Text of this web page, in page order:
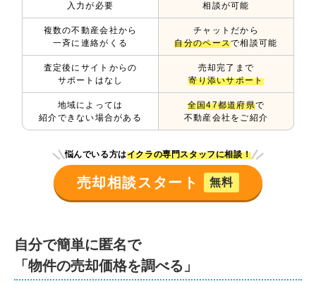
入力が必要
相談が可能
複数の不動産会社から
一斉に連絡がくる
チャットだから
自分のペースで相談可能
査定後にサイトからの
サポートはなし
売却完了まで
寄り添いサポート
地域によっては
紹介できない場合がある
全国47都道府県で
不動産会社をご紹介
悩んでいる方はイクラの専門スタッフに相談！
売却相談スタート 無料
自分で簡単に匿名で
「物件の売却価格を調べる」